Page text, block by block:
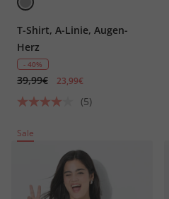
T-Shirt, A-Linie, Augen-
Herz
- 40%
39,99€ 23,99€
(5)
Sale